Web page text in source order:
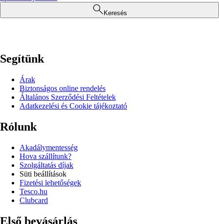
Keresés
Segítünk
Árak
Biztonságos online rendelés
Általános Szerződési Feltételek
Adatkezelési és Cookie tájékoztató
Rólunk
Akadálymentesség
Hova szállítunk?
Szolgáltatás díjak
Süti beállítások
Fizetési lehetőségek
Tesco.hu
Clubcard
Első bevásárlás